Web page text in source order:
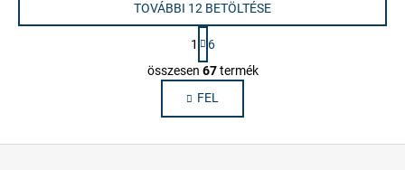
L
i
s
t
a
TOVÁBBI 12 BETÖLTÉSE
L
a
p
o
z
á
1
6
összesen 67termék
FEL